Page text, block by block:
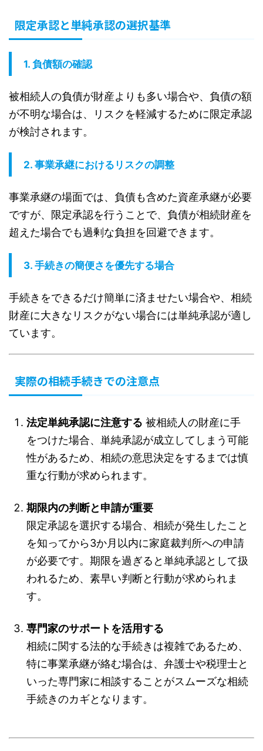
限定承認と単純承認の選択基準
1. 負債額の確認
被相続人の負債が財産よりも多い場合や、負債の額
が不明な場合は、リスクを軽減するために限定承認
が検討されます。
2. 事業承継におけるリスクの調整
事業承継の場面では、負債も含めた資産承継が必要
ですが、限定承認を行うことで、負債が相続財産を
超えた場合でも過剰な負担を回避できます。
3. 手続きの簡便さを優先する場合
手続きをできるだけ簡単に済ませたい場合や、相続
財産に大きなリスクがない場合には単純承認が適し
ています。
実際の相続手続きでの注意点
法定単純承認に注意する 被相続人の財産に手
をつけた場合、単純承認が成立してしまう可能
性があるため、相続の意思決定をするまでは慎
重な行動が求められます。
期限内の判断と申請が重要
限定承認を選択する場合、相続が発生したこと
を知ってから3か月以内に家庭裁判所への申請
が必要です。期限を過ぎると単純承認として扱
われるため、素早い判断と行動が求められま
す。
専門家のサポートを活用する
相続に関する法的な手続きは複雑であるため、
特に事業承継が絡む場合は、弁護士や税理士と
いった専門家に相談することがスムーズな相続
手続きのカギとなります。